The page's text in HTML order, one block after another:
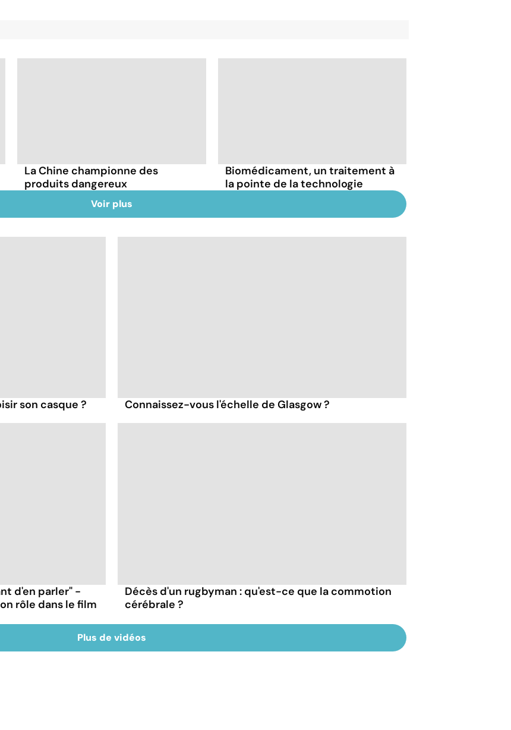
La Chine championne des
produits dangereux
Biomédicament, un traitement à
la pointe de la technologie
Voir plus
son casque ? Connaissez-vous l'échelle de Glasgow ?
d'en parler" -
rôle dans le film
Décès d'un rugbyman : qu'est-ce que la commotion
cérébrale ?
Plus de vidéos